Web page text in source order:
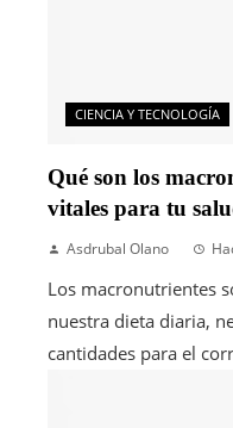
CIENCIA Y TECNOLOGÍA
Qué son los
vitales para tu
Asdrubal Olano
Los macronutrientes
nuestra dieta diaria,
cantidades para el